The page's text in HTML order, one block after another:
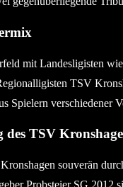
mit Landesligisten
TSV
Spielern verschiedener
des TSV
souverän